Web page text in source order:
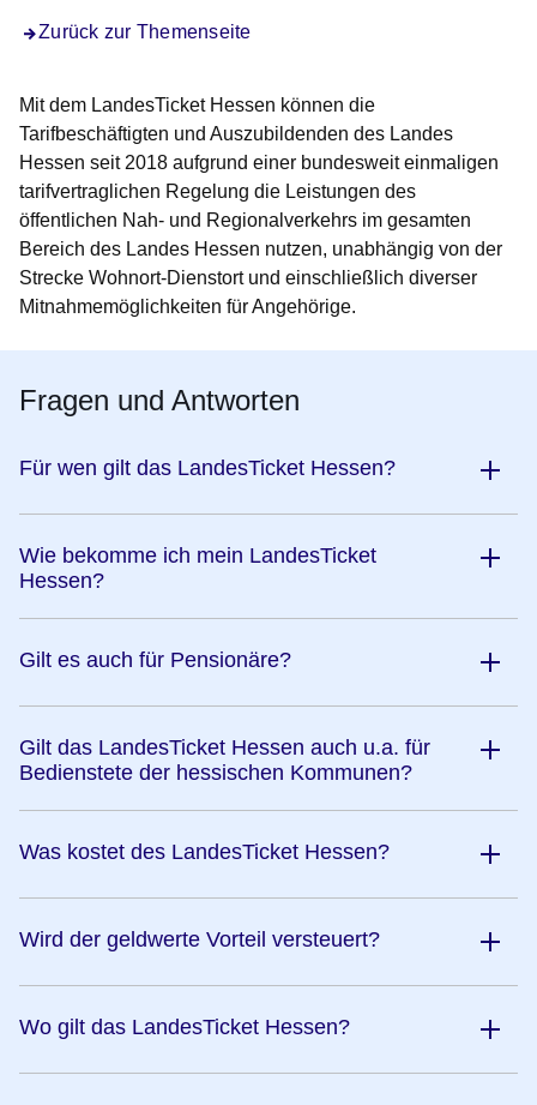
Zurück zur Themenseite
Mit dem LandesTicket Hessen können die
Tarifbeschäftigten und Auszubildenden des Landes
Hessen seit 2018 aufgrund einer bundesweit einmaligen
tarifvertraglichen Regelung die Leistungen des
öffentlichen Nah- und Regionalverkehrs im gesamten
Bereich des Landes Hessen nutzen, unabhängig von der
Strecke Wohnort-Dienstort und einschließlich diverser
Mitnahmemöglichkeiten für Angehörige.
Fragen und Antworten
Für wen gilt das LandesTicket Hessen?
Wie bekomme ich mein LandesTicket
Hessen?
Gilt es auch für Pensionäre?
Gilt das LandesTicket Hessen auch u.a. für
Bedienstete der hessischen Kommunen?
Was kostet des LandesTicket Hessen?
Wird der geldwerte Vorteil versteuert?
Wo gilt das LandesTicket Hessen?